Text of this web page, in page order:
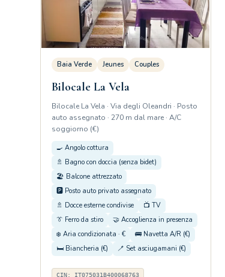
Baia Verde Jeunes Couples
Bilocale La Vela
Bilocale La Vela · Via degli Oleandri · Posto
auto assegnato · 270 m dal mare · A/C
soggiorno (€)
🍳 Angolo cottura
🚿 Bagno con doccia (senza bidet)
🏖️ Balcone attrezzato
🅿️ Posto auto privato assegnato
🚿 Docce esterne condivise
📺 TV
👔 Ferro da stiro
🤝 Accoglienza in presenza
❄️ Aria condizionata · €
🚌 Navetta A/R (€)
🛏️ Biancheria (€)
🪥 Set asciugamani (€)
CIN: IT075031B400068763